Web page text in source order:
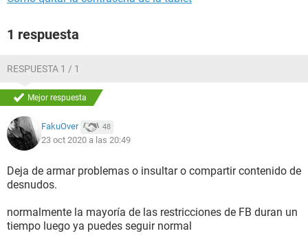
1 respuesta
RESPUESTA 1 / 1
Mejor respuesta
FakuOver 48
23 oct 2020 a las 20:49
Deja de armar problemas o insultar o compartir contenido de
desnudos.
normalmente la mayoría de las restricciones de FB duran un
tiempo luego ya puedes seguir normal